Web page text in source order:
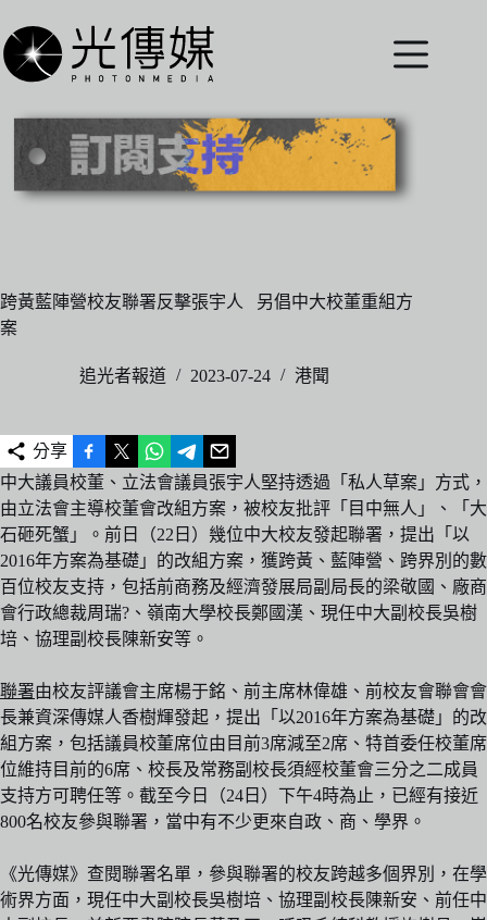
至
主
內
跨黃藍陣營校友聯署反擊張宇人 另倡中大校董重組方
案
追光者報道 2023-07-24 港聞
分享
中大議員校董、立法會議員張宇人堅持透過「私人草案」方式，
由立法會主導校董會改組方案，被校友批評「目中無人」、「大
石砸死蟹」。前日（22日）幾位中大校友發起聯署，提出「以
2016年方案為基礎」的改組方案，獲跨黃、藍陣營、跨界別的數
百位校友支持，包括前商務及經濟發展局副局長的梁敬國、廠商
會行政總裁周瑞?、嶺南大學校長鄭國漢、現任中大副校長吳樹
培、協理副校長陳新安等。
聯署由校友評議會主席楊于銘、前主席林偉雄、前校友會聯會會
長兼資深傳媒人香樹輝發起，提出「以2016年方案為基礎」的改
組方案，包括議員校董席位由目前3席減至2席、特首委任校董席
位維持目前的6席、校長及常務副校長須經校董會三分之二成員
支持方可聘任等。截至今日（24日）下午4時為止，已經有接近
800名校友參與聯署，當中有不少更來自政、商、學界。
《光傳媒》查閱聯署名單，參與聯署的校友跨越多個界別，在學
術界方面，現任中大副校長吳樹培、協理副校長陳新安、前任中